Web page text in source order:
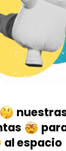
al espacio